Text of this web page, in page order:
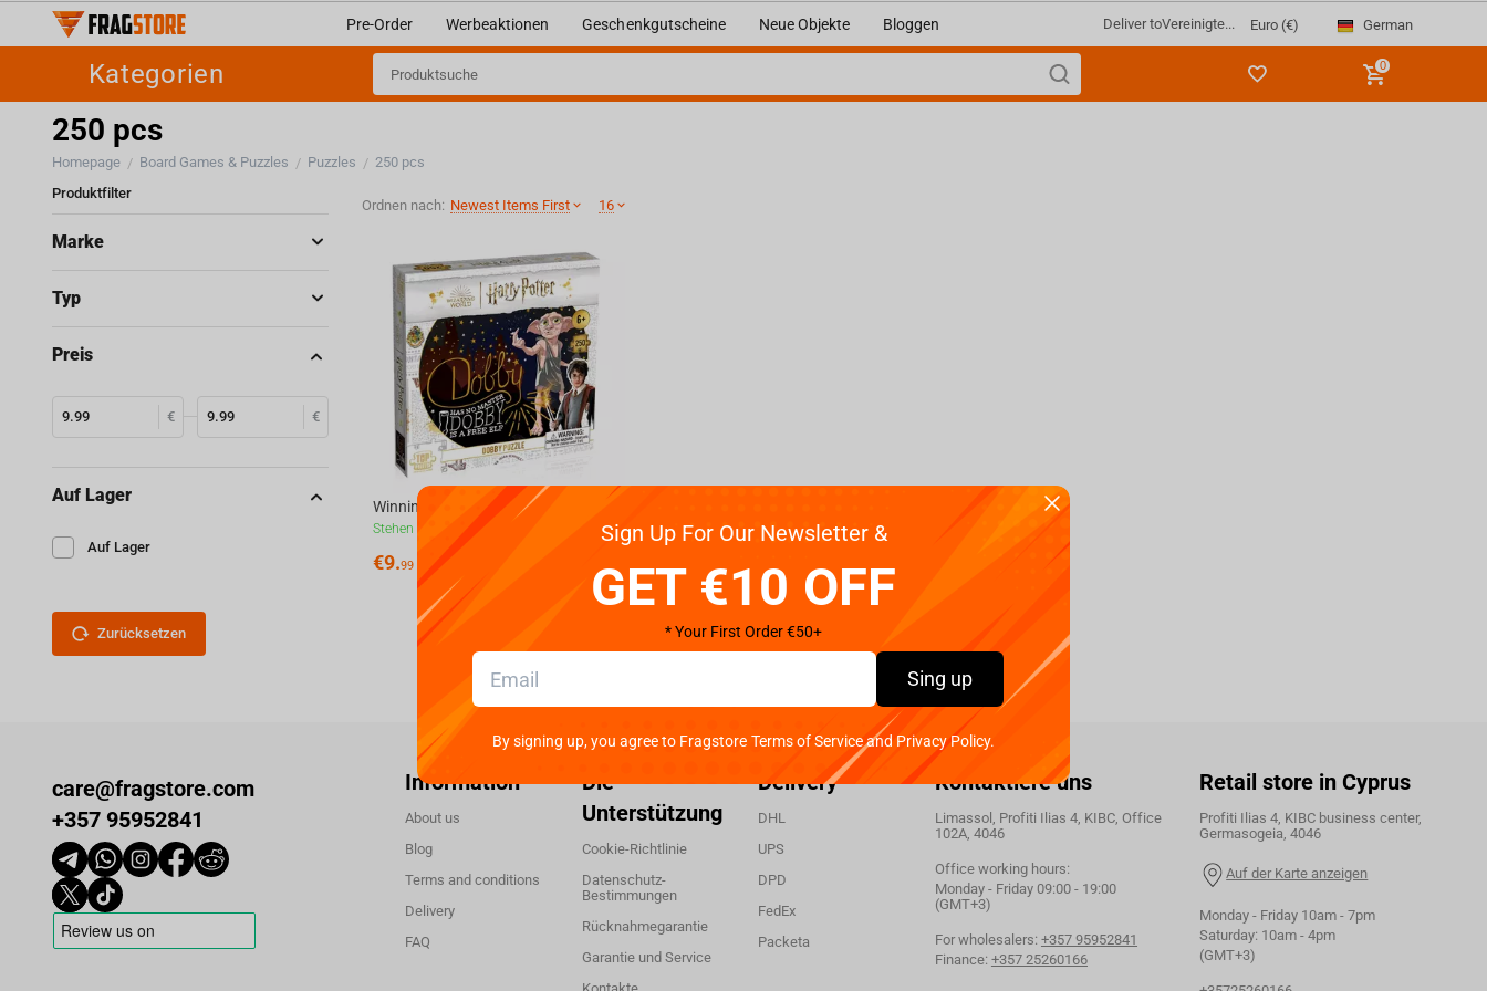
Pre-Order Werbeaktionen Geschenkgutscheine Neue Objekte Bloggen Deliver toVereinigte... Euro (€) German
Kategorien 0
250 pcs
Homepage / Board Games & Puzzles / Puzzles / 250 pcs
Ordnen nach: Newest Items First 16
Stehen zur Verfügung
€9.99
Produktfilter
Marke
Typ
Preis
€ €
Auf Lager
Auf Lager
Zurücksetzen
care@fragstore.com
+357 95952841
Information
About us
Blog
Terms and conditions
Delivery
FAQ
Die
Unterstützung
Cookie-Richtlinie
Datenschutz-
Bestimmungen
Rücknahmegarantie
Garantie und Service
Delivery
DHL
UPS
DPD
FedEx
Packeta
Kontaktiere uns
Limassol, Profiti Ilias 4, KIBC, Office
102A, 4046
Office working hours:
Monday - Friday 09:00 - 19:00
(GMT+3)
For wholesalers: +357 95952841
Finance: +357 25260166
Retail store in Cyprus
Profiti Ilias 4, KIBC business center,
Germasogeia, 4046
Auf der Karte anzeigen
Monday - Friday 10am - 7pm
Saturday: 10am - 4pm
(GMT+3)
Sign Up For Our Newsletter &
GET €10 OFF
* Your First Order €50+
Sing up
By signing up, you agree to Fragstore Terms of Service and Privacy Policy.